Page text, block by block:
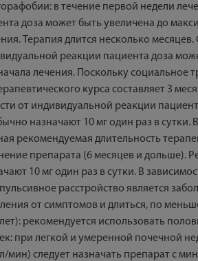
в течение первой недели
доза может быть увеличена до
Терапия длится несколько
реакции пациента доза
лечения. Поскольку социальное
курса составляет 3
от индивидуальной реакции
назначают 10 мг один раз в
рекомендуемая длительность
препарата (6 месяцев и дольше).
10 мг один раз в сутки. В
расстройство является
от симптомов и длиться, по
рекомендуется использовать
при легкой и умеренной почечной
следует назначать препарат с